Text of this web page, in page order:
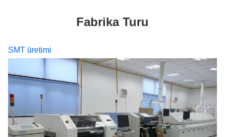
Fabrika Turu
SMT üretimi